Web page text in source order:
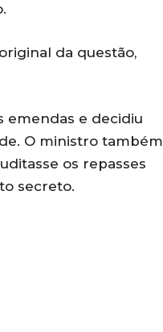
da questão,
emendas e decidiu
O ministro também
os repasses
secreto.